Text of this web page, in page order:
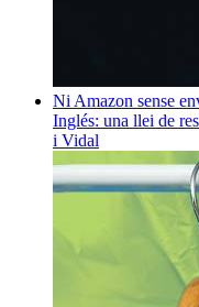
Ni Amazon sense
Inglés: una llei de
i Vidal